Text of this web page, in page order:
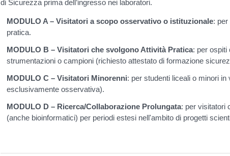
di Sicurezza prima dell’ingresso nei laboratori.
MODULO A – Visitatori a scopo osservativo o istituzionale:
pratica.
MODULO B – Visitatori che svolgono Attività Pratica: per ospiti
strumentazioni o campioni (richiesto attestato di formazione
MODULO C – Visitatori Minorenni: per studenti liceali o minori
esclusivamente osservativa).
MODULO D – Ricerca/Collaborazione Prolungata: per visitatori
(anche bioinformatici) per periodi estesi nell'ambito di progetti